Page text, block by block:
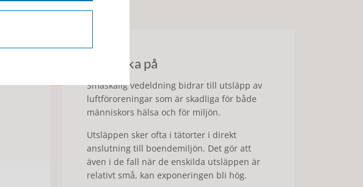
Att tänka på
Småskalig vedeldning bidrar till utsläpp av
luftföroreningar som är skadliga för både
människors hälsa och för miljön.
Utsläppen sker ofta i tätorter i direkt
anslutning till boendemiljön. Det gör att
även i de fall när de enskilda utsläppen är
relativt små, kan exponeringen bli hög.